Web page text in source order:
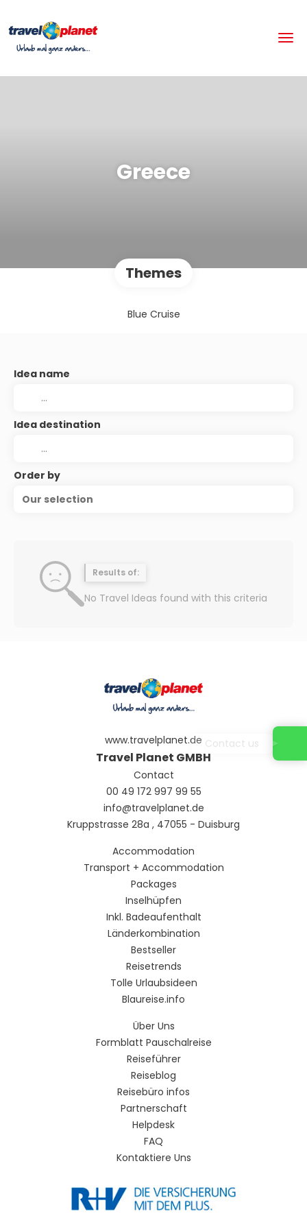
Greece
Themes
Blue Cruise
Idea name
Idea destination
Order by
Our selection
Results of:
No Travel Ideas found with this criteria
www.travelplanet.de
Travel Planet GMBH
Contact
00 49 172 997 99 55
info@travelplanet.de
Kruppstrasse 28a , 47055 - Duisburg
Accommodation
Transport + Accommodation
Packages
Inselhüpfen
Inkl. Badeaufenthalt
Länderkombination
Bestseller
Reisetrends
Tolle Urlaubsideen
Blaureise.info
Über Uns
Formblatt Pauschalreise
Reiseführer
Reiseblog
Reisebüro infos
Partnerschaft
Helpdesk
FAQ
Kontaktiere Uns
Contact us